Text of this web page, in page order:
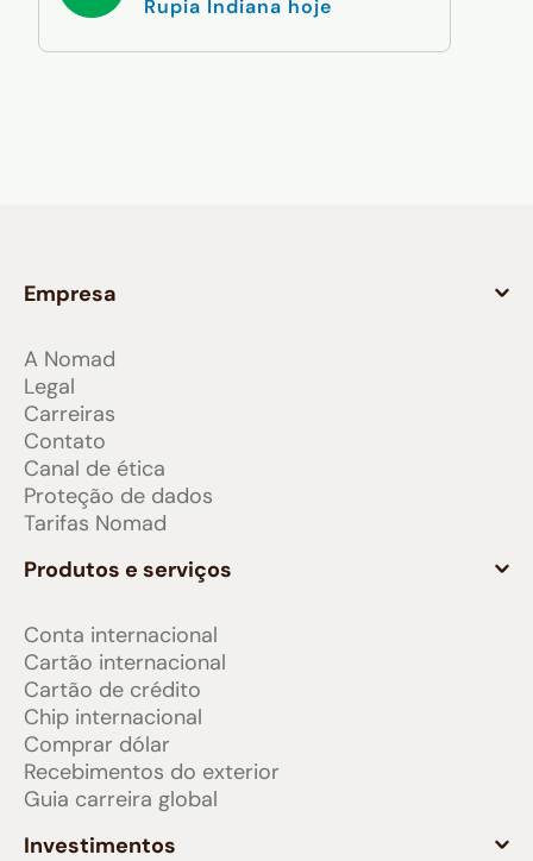
Rupia Indiana hoje
Empresa
A Nomad
Legal
Carreiras
Contato
Canal de ética
Proteção de dados
Tarifas Nomad
Produtos e serviços
Conta internacional
Cartão internacional
Cartão de crédito
Chip internacional
Comprar dólar
Recebimentos do exterior
Guia carreira global
Investimentos